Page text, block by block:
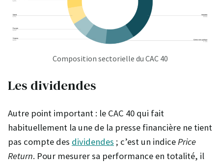
Composition sectorielle du CAC 40
Les dividendes
Autre point important : le CAC 40 qui fait
habituellement la une de la presse financière ne tient
pas compte des dividendes ; c’est un indicePrice
Return. Pour mesurer sa performance en totalité, il